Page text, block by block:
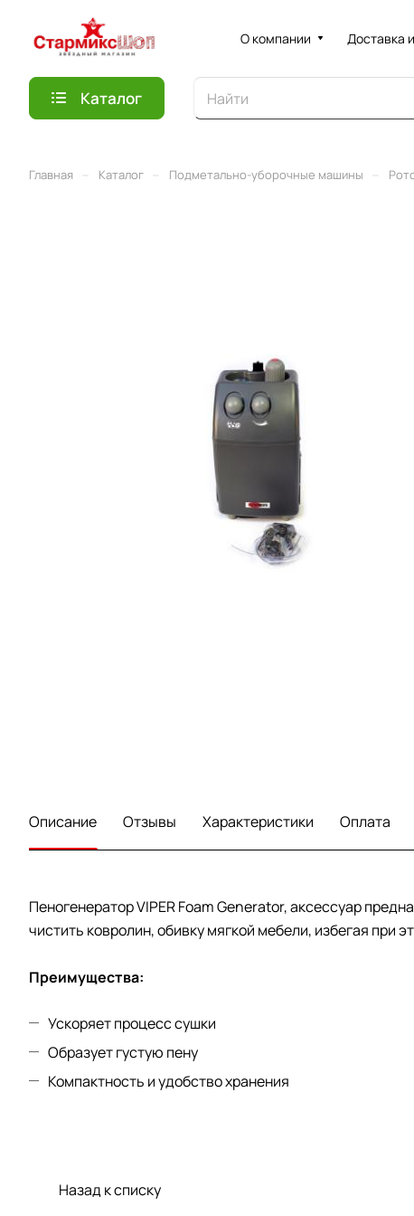
О компании Доставка
Каталог
Главная Каталог Подметально-уборочные машины
Описание Отзывы Характеристики Оплата
Пеногенератор VIPER Foam Generator, аксессуар
чистить ковролин, обивку мягкой мебели, избегая при
Преимущества:
Ускоряет процесс сушки
Образует густую пену
Компактность и удобство хранения
Назад к списку